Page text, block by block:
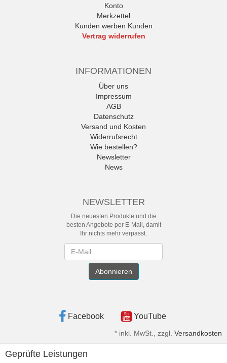
Konto
Merkzettel
Kunden werben Kunden
Vertrag widerrufen
INFORMATIONEN
Über uns
Impressum
AGB
Datenschutz
Versand und Kosten
Widerrufsrecht
Wie bestellen?
Newsletter
News
NEWSLETTER
Die neuesten Produkte und die
besten Angebote per E-Mail, damit
Ihr nichts mehr verpasst.
Abonnieren
Facebook YouTube
* inkl. MwSt., zzgl. Versandkosten
Geprüfte Leistungen